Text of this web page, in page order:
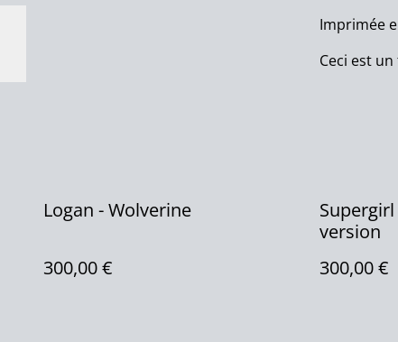
Imprimée
Ceci est
Logan - Wolverine
300,00 €
Supergirl
version
300,00 €